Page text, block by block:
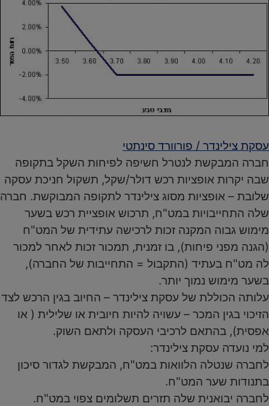
עסקת צילינדר / פורוורד סינתטי
חברה המבקשת לנטרל חשיפה לפיחות השקל בתקופה
שבה יקרות אופציות רכש דולר/שקל, תשקול חניכת עסקה
שלובת – אופציות מסוג צילינדר לתקופה המבוקשת. חברה
שלה התחייבויות במט"ח, תרכוש אופציית רכש בשער
מימוש גבוה המקנה זכות לרכישה עתידית של המט"ח
(הגנה מפני פיחות), בו זמנית, תמכור זכות לאחר למכור
לה מט"ח בעתיד (התקבול = התחייבות של החברה),
בשער מימוש נמוך יותר.
עלותה הכוללת של עסקת צילינדר – החיוב בגין הרכש לצד
הזיכוי בגין המכר – עשויה להיות חיובית או שלילית ( או
אפסית), בהתאם לרכיבי העסקה ולתאם השוק.
למי נועדה עסקת צילינדר:
לחברה שנטלה הלוואות במט"ח, המבקשת לגדור סיכון
בתנודות שער המט"ח.
לחברה יבואנית שלה תזרים תשלומים צפוי במט"ח.